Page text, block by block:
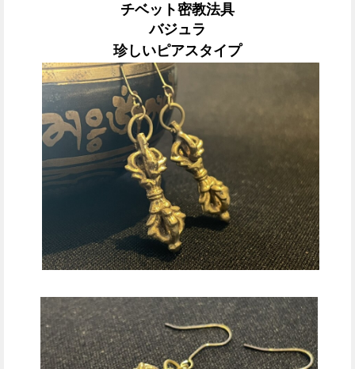
チベット密教法具
バジュラ
珍しいピアスタイプ